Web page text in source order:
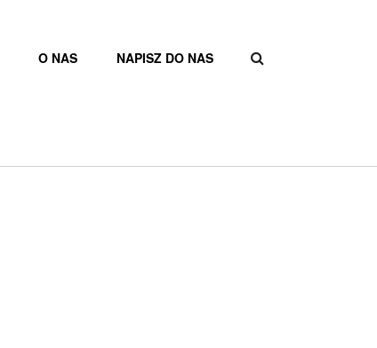
O NAS NAPISZ DO NAS